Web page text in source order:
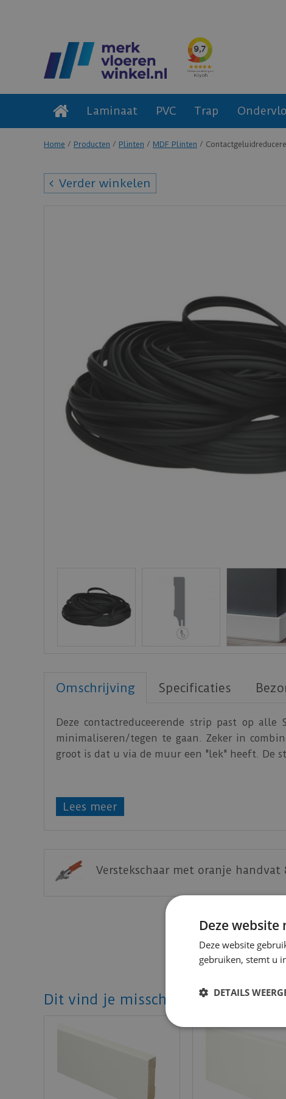
Home Producten Plinten MDF Plinten
Laminaat PVC Trap
Verder winkelen
Omschrijving Specificaties
Deze contactreduceerende strip past op
minimaliseren/tegen te gaan. Zeker in
groot is dat u via de muur een "lek" heeft. De
Lees meer
Verstekschaar met oranje handvat
Dit vind je misschien ook mooi!
Deze
Deze website
gebruiken, stemt u
DETAILS